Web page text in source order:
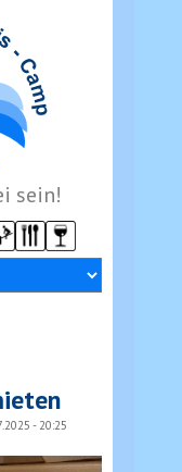
sein!
- 20:25